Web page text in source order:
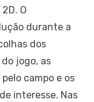
O
durante a
dos
jogo, as
campo e os
interesse. Nas